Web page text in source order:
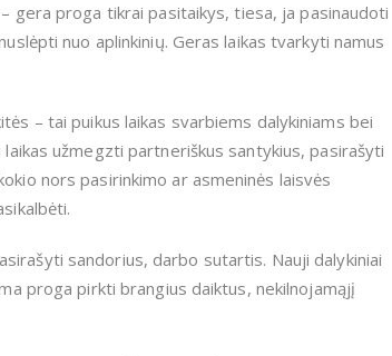
gera proga tikrai pasitaikys, tiesa, ja pasinaudoti
nuo aplinkinių. Geras laikas tvarkyti namus
– tai puikus laikas svarbiems dalykiniams bei
užmegzti partneriškus santykius, pasirašyti
nors pasirinkimo ar asmeninės laisvės
sandorius, darbo sutartis. Nauji dalykiniai
proga pirkti brangius daiktus, nekilnojamąjį